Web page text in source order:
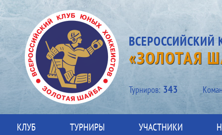
«ЗОЛОТАЯ
Турниров: 343
КЛУБ ТУРНИРЫ УЧАСТНИКИ